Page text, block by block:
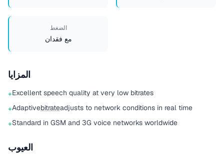
الضغط
مع فقدان
المزايا
+Excellent speech quality at very low bitrates
+Adaptivebitrateadjusts to network conditions in real time
+Standard in GSM and 3G voice networks worldwide
العيوب